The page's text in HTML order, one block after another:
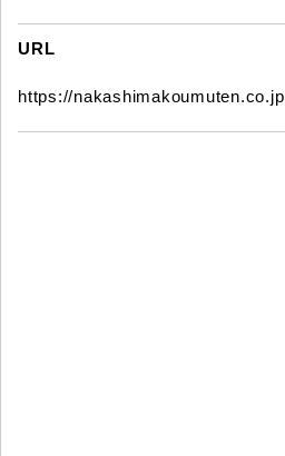
URL
https://nakashimakoumuten.co.jp